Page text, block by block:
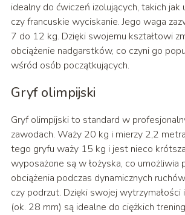
idealny do ćwiczeń izolujących, takich jak
czy francuskie wyciskanie. Jego waga
7 do 12 kg. Dzięki swojemu kształtowi
obciążenie nadgarstków, co czyni go
wśród osób początkujących.
Gryf olimpijski
Gryf olimpijski to standard w
zawodach. Waży 20 kg i mierzy 2,2
tego gryfu waży 15 kg i jest nieco
wyposażone są w łożyska, co umożliwia
obciążenia podczas dynamicznych
czy podrzut. Dzięki swojej
(ok. 28 mm) są idealne do ciężkich